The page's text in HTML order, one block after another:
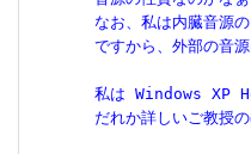
なお、私は内臓音源の
ですから、外部の音源
私は Windows XP
だれか詳しいご教授の